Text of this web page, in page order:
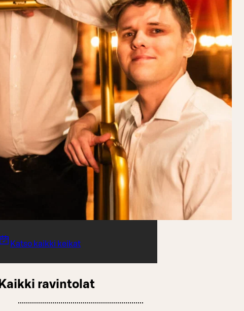
Katso kaikki keikat
Kaikki ravintolat